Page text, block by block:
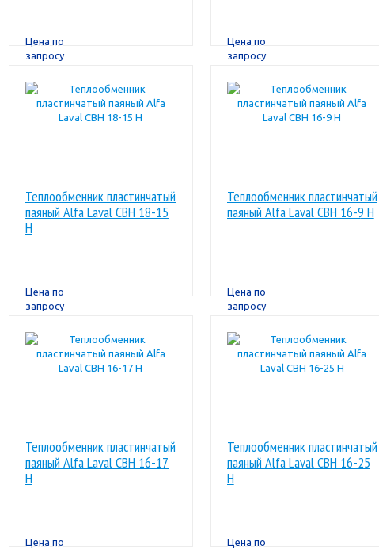
Цена по
запросу
Цена по
запросу
Теплообменник пластинчатый
паяный Alfa Laval CBН 18-15
H
Цена по
запросу
Теплообменник пластинчатый
паяный Alfa Laval CBН 16-9 H
Цена по
запросу
Теплообменник пластинчатый
паяный Alfa Laval CBН 16-17
H
Цена по
Теплообменник пластинчатый
паяный Alfa Laval CBН 16-25
H
Цена по